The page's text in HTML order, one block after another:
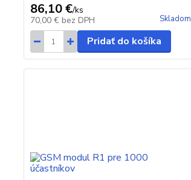
86,10 €/ks
70,00 € bez DPH Skladom
Pridať do košíka